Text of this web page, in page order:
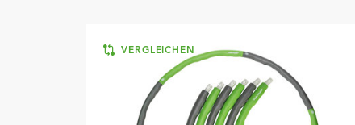
VERGLEICHEN